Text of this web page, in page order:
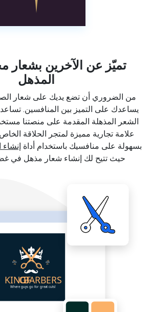
تميّز عن الآخرين بشعار
المذهل
من الضروري أن تضع يديك على شعار
يساعدك على التميز بين المنافسين.
الشعر المذهلة المقدمة على منصتنا
علامة تجارية مميزة لمتجر الحلاقة
بسهولة على منافسيك باستخدام أداة
حيث تتيح لك إنشاء شعار مذهل في